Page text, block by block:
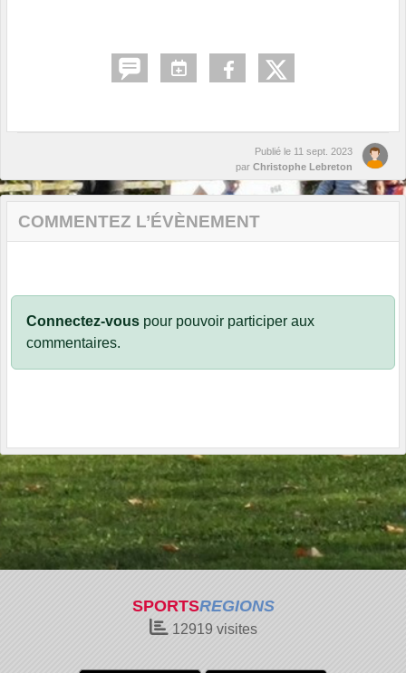
Publié le 11 sept. 2023
par Christophe Lebreton
COMMENTEZ L’ÉVÈNEMENT
Connectez-vous pour pouvoir participer aux
commentaires.
SPORTSREGIONS
12919 visites